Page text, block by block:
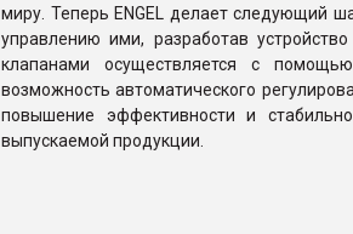
миру. Теперь ENGEL делает следующий
управлению ими, разработав
клапанами осуществляется с
возможность автоматического
повышение эффективности и
выпускаемой продукции.